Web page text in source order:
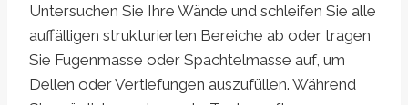
Untersuchen Sie Ihre Wände und schleifen Sie alle
auffälligen strukturierten Bereiche ab oder tragen
Sie Fugenmasse oder Spachtelmasse auf, um
Dellen oder Vertiefungen auszufüllen. Während